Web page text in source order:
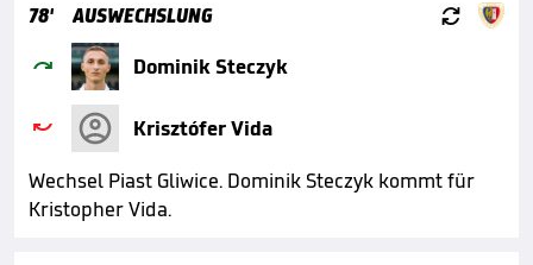
78' AUSWECHSLUNG 
 Dominik Steczyk

Krisztófer Vida
Wechsel Piast Gliwice. Dominik Steczyk kommt für
Kristopher Vida.